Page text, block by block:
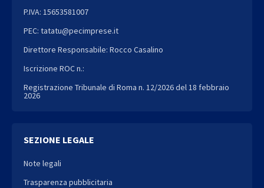
P.IVA: 15653581007
PEC: tatatu@pecimprese.it
Direttore Responsabile: Rocco Casalino
Iscrizione ROC n.:
Registrazione Tribunale di Roma n. 12/2026 del 18 febbraio
2026
SEZIONE LEGALE
Note legali
Trasparenza pubblicitaria